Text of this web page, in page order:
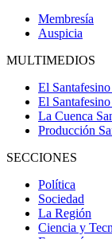
Membresía
Auspicia
MULTIMEDIOS
El
El
La Cuenca
Producción
SECCIONES
Política
Sociedad
La Región
Ciencia y